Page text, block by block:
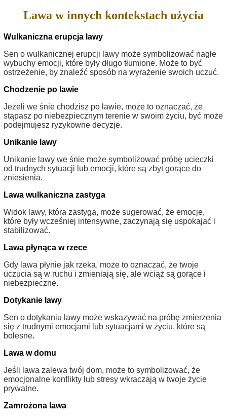
Lawa w innych kontekstach użycia
Wulkaniczna erupcja lawy
Sen o wulkanicznej erupcji lawy może symbolizować nagłe
wybuchy emocji, które były długo tłumione. Może to być
ostrzeżenie, by znaleźć sposób na wyrażenie swoich uczuć.
Chodzenie po lawie
Jeżeli we śnie chodzisz po lawie, może to oznaczać, że
stąpasz po niebezpiecznym terenie w swoim życiu, być może
podejmujesz ryzykowne decyzje.
Unikanie lawy
Unikanie lawy we śnie może symbolizować próbę ucieczki
od trudnych sytuacji lub emocji, które są zbyt gorące do
zniesienia.
Lawa wulkaniczna zastyga
Widok lawy, która zastyga, może sugerować, że emocje,
które były wcześniej intensywne, zaczynają się uspokajać i
stabilizować.
Lawa płynąca w rzece
Gdy lawa płynie jak rzeka, może to oznaczać, że twoje
uczucia są w ruchu i zmieniają się, ale wciąż są gorące i
niebezpieczne.
Dotykanie lawy
Sen o dotykaniu lawy może wskazywać na próbę zmierzenia
się z trudnymi emocjami lub sytuacjami w życiu, które są
bolesne.
Lawa w domu
Jeśli lawa zalewa twój dom, może to symbolizować, że
emocjonalne konflikty lub stresy wkraczają w twoje życie
prywatne.
Zamrożona lawa